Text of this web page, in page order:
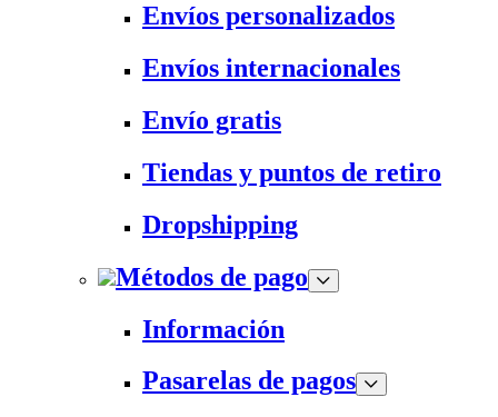
Envíos personalizados
Envíos internacionales
Envío gratis
Tiendas y puntos de retiro
Dropshipping
Métodos de pago
Información
Pasarelas de pagos